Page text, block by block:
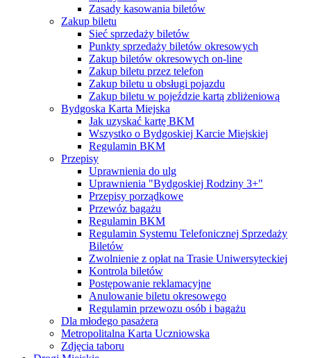
Zasady kasowania biletów
Zakup biletu
Sieć sprzedaży biletów
Punkty sprzedaży biletów okresowych
Zakup biletów okresowych on-line
Zakup biletu przez telefon
Zakup biletu u obsługi pojazdu
Zakup biletu w pojeździe kartą zbliżeniową
Bydgoska Karta Miejska
Jak uzyskać kartę BKM
Wszystko o Bydgoskiej Karcie Miejskiej
Regulamin BKM
Przepisy
Uprawnienia do ulg
Uprawnienia "Bydgoskiej Rodziny 3+"
Przepisy porządkowe
Przewóz bagażu
Regulamin BKM
Regulamin Systemu Telefonicznej Sprzedaży
Biletów
Zwolnienie z opłat na Trasie Uniwersyteckiej
Kontrola biletów
Postępowanie reklamacyjne
Anulowanie biletu okresowego
Regulamin przewozu osób i bagażu
Dla młodego pasażera
Metropolitalna Karta Uczniowska
Zdjęcia taboru